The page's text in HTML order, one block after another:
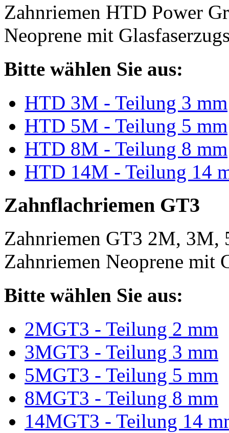
Zahnriemen HTD Power
Neoprene mit
Bitte wählen Sie aus:
HTD 3M - Teilung 3 mm
HTD 5M - Teilung 5 mm
HTD 8M - Teilung 8 mm
HTD 14M - Teilung 14
Zahnflachriemen GT3
Zahnriemen GT3 2M, 3M,
Zahnriemen Neoprene mit
Bitte wählen Sie aus:
2MGT3 - Teilung 2 mm
3MGT3 - Teilung 3 mm
5MGT3 - Teilung 5 mm
8MGT3 - Teilung 8 mm
14MGT3 - Teilung 14